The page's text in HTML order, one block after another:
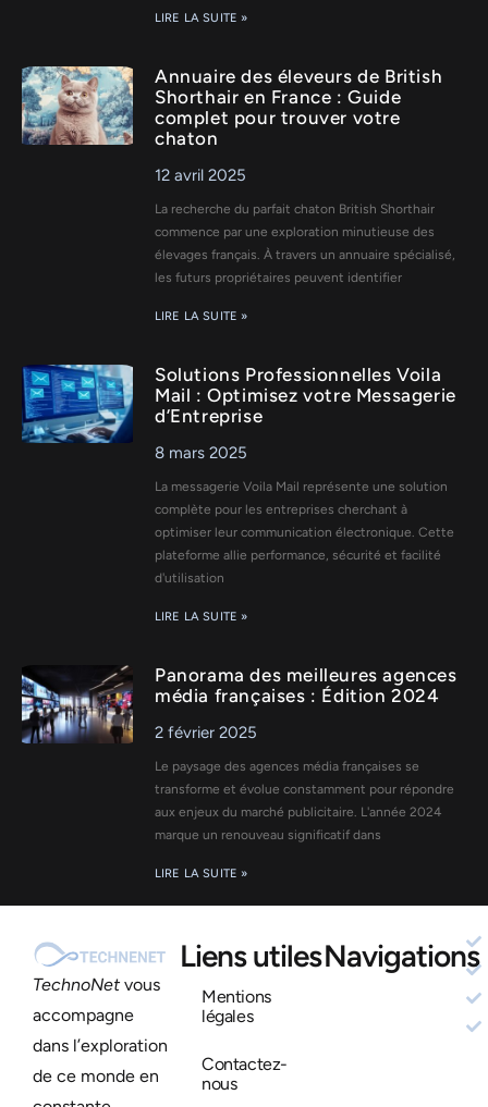
LIRE LA SUITE »
Annuaire des éleveurs de British
Shorthair en France : Guide
complet pour trouver votre
chaton
12 avril 2025
La recherche du parfait chaton British Shorthair
commence par une exploration minutieuse des
élevages français. À travers un annuaire spécialisé,
les futurs propriétaires peuvent identifier
LIRE LA SUITE »
Solutions Professionnelles Voila
Mail : Optimisez votre Messagerie
d’Entreprise
8 mars 2025
La messagerie Voila Mail représente une solution
complète pour les entreprises cherchant à
optimiser leur communication électronique. Cette
plateforme allie performance, sécurité et facilité
d'utilisation
LIRE LA SUITE »
Panorama des meilleures agences
média françaises : Édition 2024
2 février 2025
Le paysage des agences média françaises se
transforme et évolue constamment pour répondre
aux enjeux du marché publicitaire. L'année 2024
marque un renouveau significatif dans
LIRE LA SUITE »
TechnoNetvous
accompagne
dans l’exploration
de ce monde en
Liens utiles
Mentions
légales
Contactez-
nous
Navigations